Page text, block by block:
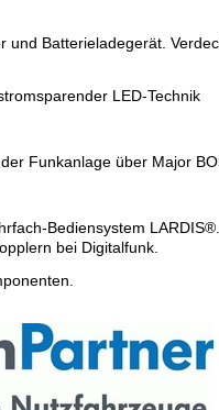
und Batterieladegerät.
LED-Technik
Funkanlage über Major
Bediensystem
bei Digitalfunk.